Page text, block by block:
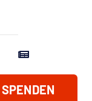
SPENDEN